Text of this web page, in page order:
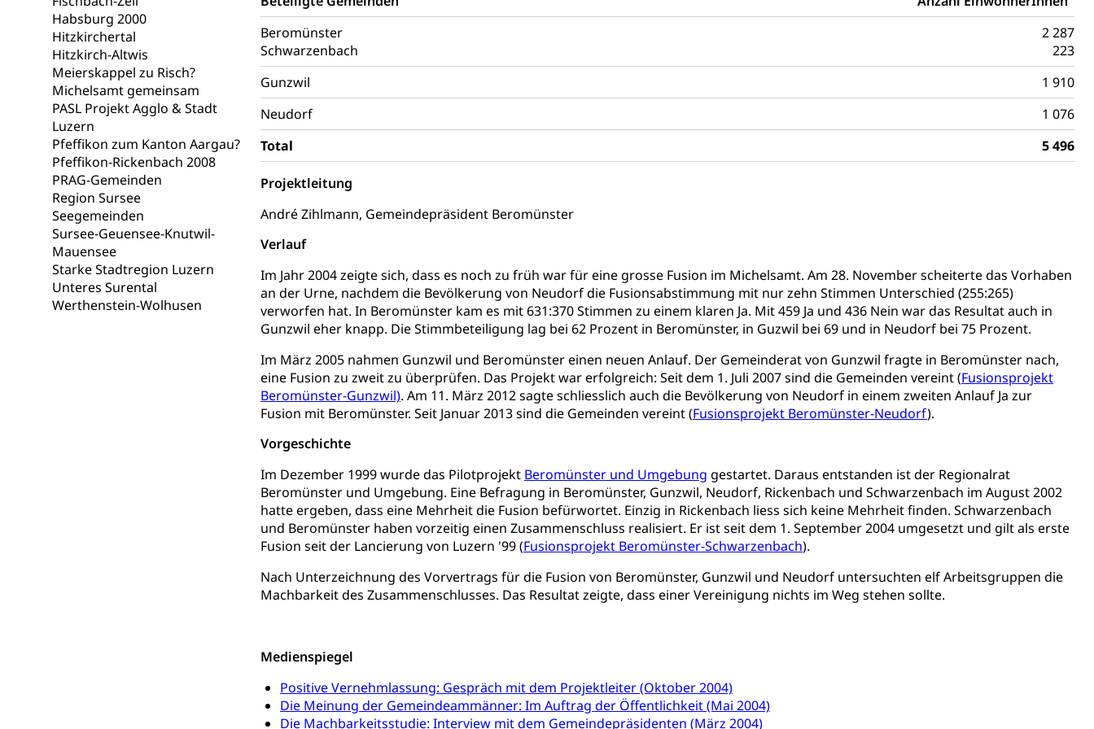
Habsburg 2000
Hitzkirchertal
Hitzkirch-Altwis
Meierskappel zu Risch?
Michelsamt gemeinsam
PASL Projekt Agglo & Stadt
Luzern
Pfeffikon zum Kanton Aargau?
Pfeffikon-Rickenbach 2008
PRAG-Gemeinden
Region Sursee
Seegemeinden
Sursee-Geuensee-Knutwil-
Mauensee
Starke Stadtregion Luzern
Unteres Surental
Werthenstein-Wolhusen
Beromünster
Schwarzenbach
2 287
223
Gunzwil
1 910
Neudorf
1 076
Total
5 496
Projektleitung
André Zihlmann, Gemeindepräsident Beromünster
Verlauf
Im Jahr 2004 zeigte sich, dass es noch zu früh war für eine grosse Fusion im Michelsamt. Am 28. November scheiterte das Vorhaben
an der Urne, nachdem die Bevölkerung von Neudorf die Fusionsabstimmung mit nur zehn Stimmen Unterschied (255:265)
verworfen hat. In Beromünster kam es mit 631:370 Stimmen zu einem klaren Ja. Mit 459 Ja und 436 Nein war das Resultat auch in
Gunzwil eher knapp. Die Stimmbeteiligung lag bei 62 Prozent in Beromünster, in Guzwil bei 69 und in Neudorf bei 75 Prozent.
Im März 2005 nahmen Gunzwil und Beromünster einen neuen Anlauf. Der Gemeinderat von Gunzwil fragte in Beromünster nach,
eine Fusion zu zweit zu überprüfen. Das Projekt war erfolgreich: Seit dem 1. Juli 2007 sind die Gemeinden vereint (Fusionsprojekt
Beromünster-Gunzwil). Am 11. März 2012 sagte schliesslich auch die Bevölkerung von Neudorf in einem zweiten Anlauf Ja zur
Fusion mit Beromünster. Seit Januar 2013 sind die Gemeinden vereint (Fusionsprojekt Beromünster-Neudorf).
Vorgeschichte
Im Dezember 1999 wurde das Pilotprojekt Beromünster und Umgebung gestartet. Daraus entstanden ist der Regionalrat
Beromünster und Umgebung. Eine Befragung in Beromünster, Gunzwil, Neudorf, Rickenbach und Schwarzenbach im August 2002
hatte ergeben, dass eine Mehrheit die Fusion befürwortet. Einzig in Rickenbach liess sich keine Mehrheit finden. Schwarzenbach
und Beromünster haben vorzeitig einen Zusammenschluss realisiert. Er ist seit dem 1. September 2004 umgesetzt und gilt als erste
Fusion seit der Lancierung von Luzern '99 (Fusionsprojekt Beromünster-Schwarzenbach).
Nach Unterzeichnung des Vorvertrags für die Fusion von Beromünster, Gunzwil und Neudorf untersuchten elf Arbeitsgruppen die
Machbarkeit des Zusammenschlusses. Das Resultat zeigte, dass einer Vereinigung nichts im Weg stehen sollte.
Medienspiegel
Positive Vernehmlassung: Gespräch mit dem Projektleiter (Oktober 2004)
Die Meinung der Gemeindeammänner: Im Auftrag der Öffentlichkeit (Mai 2004)
Die Machbarkeitsstudie: Interview mit dem Gemeindepräsidenten (März 2004)
Konsumentenschutz
Konsumentenrechte, Produktsicherheit, Preisüberwachung, Preisüberwacher, Konsumentenorganisation, parallele Einfuhr, regionale
Erschöpfung, nationale Erschöpfung, internationale Erschöpfung, Preisabsprache, Kartell, Cassis-deDijon-Prinzip
Lebensmittelkontrolle und Verbraucherschutz
Krankenversicherung
Unfallversicherung, Berufsunfallversicherung, Krankheit, Unfall, Prämienverbilligung, Krankenkasse
Krankenversicherung (WAS Luzern)
Obligatorische Krankenversicherung (WAS Luzern)
Lebensmittelsicherheit
sichere Lebensmittel, Lebensmittelkontrolle, Lebensmittelhygiene, Produktesicherheit
Trinkwasser
Prävention
Gesundheitsvorsorge, Wellness, Unfallverhütung, Suchtprävention, Alkoholprävention, Tabakprävention, Primärprävention,
Sekundärprävention, Tertiärprävention
Darmkrebsvorsorge Kantonales Tabakpräventionsprogramm Gesundheitsförderung
Prävention (Polizei)
Suchtprävention
Gesundheitsversorgung
Soziale Sicherheit
Sozialversicherungen, Sozialpolitik, Arbeitslosenversicherung, Mutterschaftsversicherung, Krankenversicherung, Unfallversicherung,
Invalidenversicherung, Sozialhilfe
Kranken- und Unfallversicherung (gruezi.lu.ch) Krankenversicherung (WAS Luzern)
Existenzsicherung - Sozialhilfe
Invalidenversicherung (WAS Luzern)
Sucht und Drogen
Drogensüchtige, Betäubungsmittel, Suchtmittel, Psychopharmaka
Fachstelle Sucht Region Luzern Drogen (Polizei) Sucht
Gesundheitsversorgung
Gesundheitsversorgung, Spital, Pflegeinitiative, Ambulant vor stationär, AVOS, Patientendossier
Gesundheitsversorgung
AHV / IV
Altersrente, Invalidenrente, Witwenrente, Sozialversicherung, Vorsorgeeinrichtung, Pensionskasse, erste Säule, zweite Säule, dritte Säule,
Hilflosenentschädigung, Ergänzungsleistungen, Altersvorsorge, Todesfallversicherung
Informationsstelle AHV/IV
Körperbehinderung, körperliche Behinderung, geistige Behinderung, psychische Behinderung, Erwerbsunfähigkeit, Behinderte
Inklusion im Sport
Menschen mit Behinderungen
Kultur und Medien